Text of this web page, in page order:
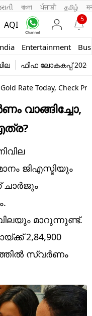
বাংলা ਪੰਜਾਬੀ தமிழ்
AQI
5
Entertainment
ഫിഫ ലോകകപ്പ് 2026
Rate Today, Check
വാങ്ങിച്ചോ,
ജിഎസ്ടിയും
ചാർജും
മാറുന്നുണ്ട്.
2,84,900
സ്വർണം